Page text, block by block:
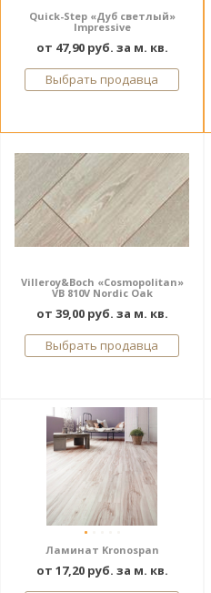
Quick-Step «Дуб светлый»
Impressive
от 47,90 руб. за м. кв.
Выбрать продавца
Villeroy&Boch «Cosmopolitan»
VB 810V Nordic Oak
от 39,00 руб. за м. кв.
Выбрать продавца
Ламинат Kronospan
от 17,20 руб. за м. кв.